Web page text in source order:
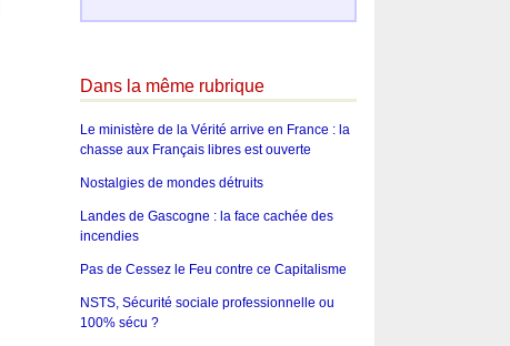
Dans la même rubrique
Le ministère de la Vérité arrive en France : la
chasse aux Français libres est ouverte
Nostalgies de mondes détruits
Landes de Gascogne : la face cachée des
incendies
Pas de Cessez le Feu contre ce Capitalisme
NSTS, Sécurité sociale professionnelle ou
100% sécu ?